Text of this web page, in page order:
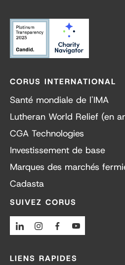
CORUS INTERNATIONAL
Santé mondiale de l'IMA
Lutheran World Relief (en
CGA Technologies
Investissement de base
Marques des marchés
Cadasta
SUIVEZ CORUS
LinkedinInstagramFacebook
LIENS RAPIDES